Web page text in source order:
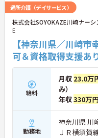
内に研修を受講できるなど
ため、介護職からケアマネ
なステップアップが期待で
やネイルが原則自由といっ
できる環境のもとで末永く
★おすすめPOINT★
【特別報酬制度で、収入ア
・施設の業績や個人の評価
給される特別報酬制度があ
収入として還元されます。
・業務への取り組みやチー
価される仕組みにより、高
して働ける環境です。
通所介護（デイサービス）
株式会社SOYOKAZE川崎ナー
E
【神奈川県／川崎
可＆資格取得支援あ
給料
月収 23.0万
み）
年収330万
勤務地
神奈川県 川
ＪＲ横須賀